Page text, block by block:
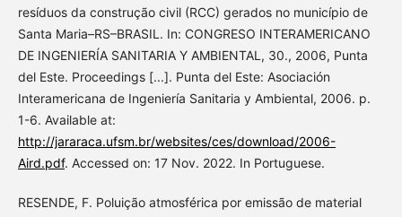
resíduos da construção civil (RCC) gerados no município de
Santa Maria–RS–BRASIL. In: CONGRESO INTERAMERICANO
DE INGENIERÍA SANITARIA Y AMBIENTAL, 30., 2006, Punta
del Este. Proceedings [...]. Punta del Este: Asociación
Interamericana de Ingeniería Sanitaria y Ambiental, 2006. p.
1-6. Available at:
http://jararaca.ufsm.br/websites/ces/download/2006-
Aird.pdf. Accessed on: 17 Nov. 2022. In Portuguese.
RESENDE, F. Poluição atmosférica por emissão de material